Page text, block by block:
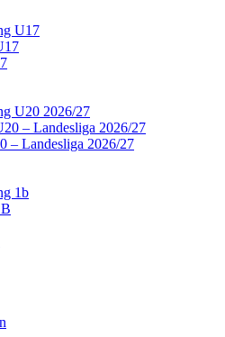
U17
U20 2026/27
– Landesliga 2026/27
– Landesliga 2026/27
1b